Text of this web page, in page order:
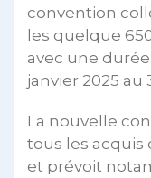
convention
les quelque
avec une durée
janvier 2025 au
La nouvelle
tous les
et prévoit